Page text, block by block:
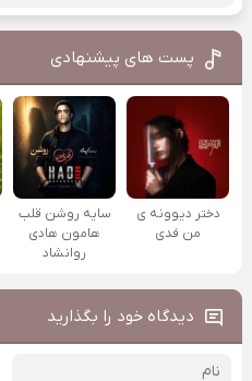
پست های پیشنهادی
دختر دیوونه ی
من فدی
سایه روشن قلب
هامون هادی
روانشاد
دیدگاه خود را بگذارید